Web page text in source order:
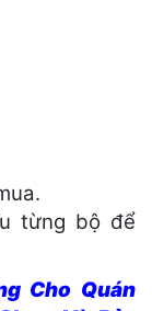
từng bộ để
Cho Quán